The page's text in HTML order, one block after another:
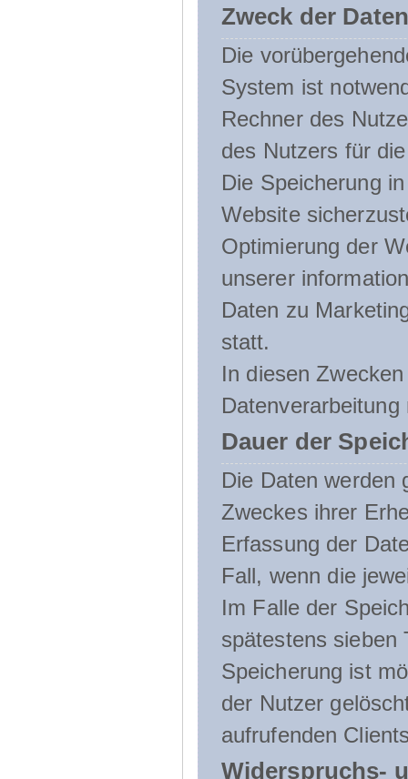
Zweck der
Die
System ist
Rechner des
des Nutzers für
Die Speicherung
Website
Optimierung der
unserer
Daten zu
statt.
In diesen
Dauer der
Die Daten werden
Zweckes ihrer
Erfassung der
Fall, wenn die
Im Falle der
spätestens sieben
Speicherung ist
der Nutzer
aufrufenden
Widerspruchs-